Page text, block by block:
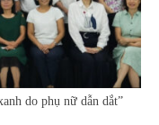
do phụ nữ dẫn dắt”